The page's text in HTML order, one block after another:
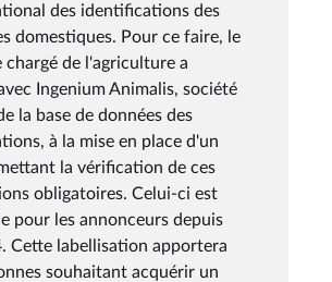
des identifications des
domestiques. Pour ce faire, le
chargé de l'agriculture a
Ingenium Animalis, société
la base de données des
à la mise en place d'un
la vérification de ces
obligatoires. Celui-ci est
pour les annonceurs depuis
Cette labellisation apportera
souhaitant acquérir un